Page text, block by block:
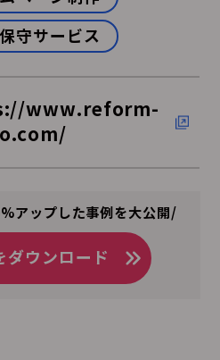
守サービス
www.reform-
アップした事例を大公開/
ダウンロード